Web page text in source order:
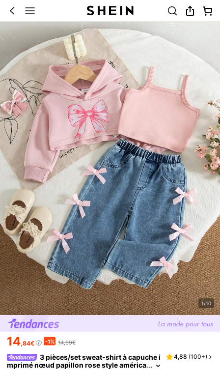
1/10
14,84€ -1% 14,99€
3 pièces/set sweat-shirt à capuche i
mprimé nœud papillon rose style américa
4,88 (100+)